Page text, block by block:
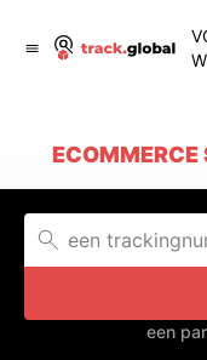
ECOMMERCE
een